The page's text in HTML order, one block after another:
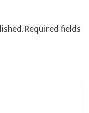
Required fields